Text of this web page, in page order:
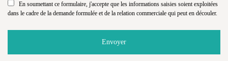
En soumettant ce formulaire, j'accepte que les informations saisies soient exploitées
dans le cadre de la demande formulée et de la relation commerciale qui peut en découler.